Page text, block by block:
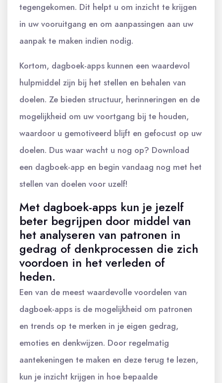
tegengekomen. Dit helpt u om inzicht te krijgen
in uw vooruitgang en om aanpassingen aan uw
aanpak te maken indien nodig.
Kortom, dagboek-apps kunnen een waardevol
hulpmiddel zijn bij het stellen en behalen van
doelen. Ze bieden structuur, herinneringen en de
mogelijkheid om uw voortgang bij te houden,
waardoor u gemotiveerd blijft en gefocust op uw
doelen. Dus waar wacht u nog op? Download
een dagboek-app en begin vandaag nog met het
stellen van doelen voor uzelf!
Met dagboek-apps kun je jezelf
beter begrijpen door middel van
het analyseren van patronen in
gedrag of denkprocessen die zich
voordoen in het verleden of
heden.
Een van de meest waardevolle voordelen van
dagboek-apps is de mogelijkheid om patronen
en trends op te merken in je eigen gedrag,
emoties en denkwijzen. Door regelmatig
aantekeningen te maken en deze terug te lezen,
kun je inzicht krijgen in hoe bepaalde